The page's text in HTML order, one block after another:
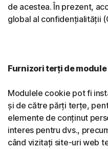
de acestea. În prezent,
global al confidențialității
Furnizori terți de
Modulele cookie pot fi
și de către părți terțe,
elemente de conținut
interes pentru dvs.,
când vizitați site-uri web